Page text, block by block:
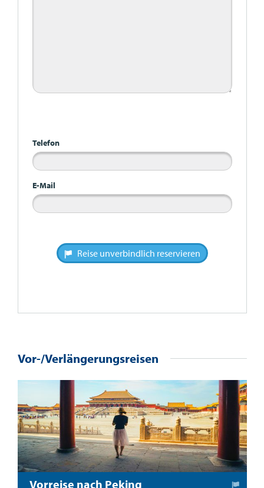
Telefon
E-Mail
Reise unverbindlich reservieren
Vor-/Verlängerungsreisen
Vorreise nach Peking